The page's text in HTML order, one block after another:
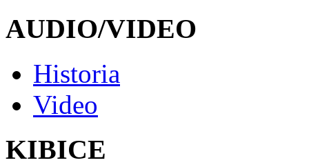
AUDIO/VIDEO
Historia
Video
KIBICE